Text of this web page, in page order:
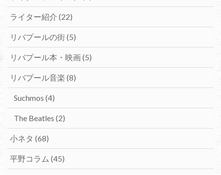
ライター紹介 (22)
リバプールの街(5)
リバプール本・映画(5)
リバプール音楽 (8)
Suchmos (4)
The Beatles (2)
小ネタ (68)
平野コラム (45)